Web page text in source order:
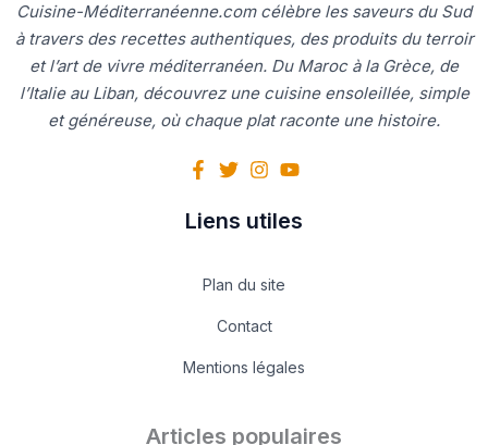
Cuisine-Méditerranéenne.com célèbre les saveurs du Sud
à travers des recettes authentiques, des produits du terroir
et l’art de vivre méditerranéen. Du Maroc à la Grèce, de
l’Italie au Liban, découvrez une cuisine ensoleillée, simple
et généreuse, où chaque plat raconte une histoire.
Liens utiles
Plan du site
Contact
Mentions légales
Articles populaires